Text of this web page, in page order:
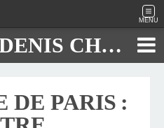
MENU
JOURNAL DE DENIS CHAUTARD
DE PARIS :